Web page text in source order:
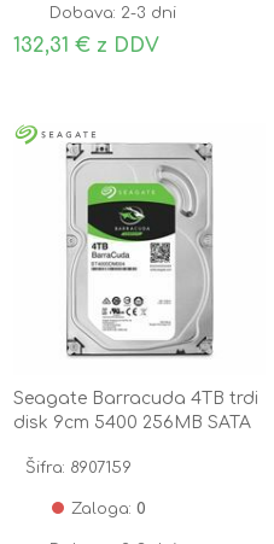
Dobava: 2-3 dni
132,31 € z DDV
Seagate Barracuda 4TB trdi
disk 9cm 5400 256MB SATA
Šifra: 8907159
Zaloga: 0